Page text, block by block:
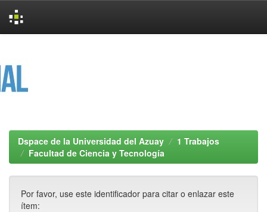
Dspace de la Universidad del Azuay
1 Trabajos
Facultad de Ciencia y Tecnología
Por favor, use este identificador para citar o enlazar este
ítem: